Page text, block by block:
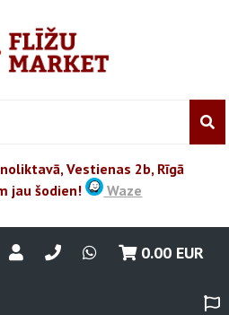
Vestienas 2b, Rīgā
jau šodien!
Waze
0.00 EUR